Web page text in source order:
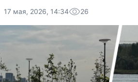
17 мая, 2026, 14:34 26